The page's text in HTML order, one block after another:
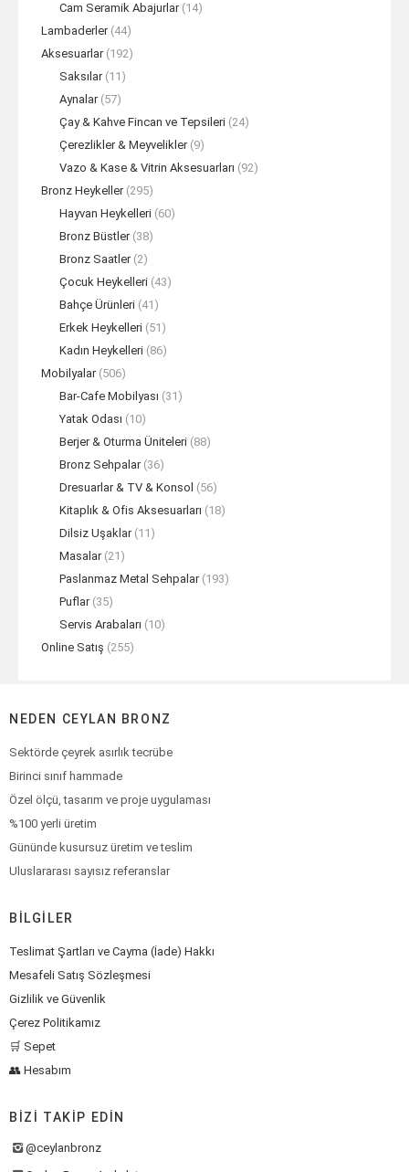
Cam Seramik Abajurlar (14)
Lambaderler (44)
Aksesuarlar (192)
Saksılar (11)
Aynalar (57)
Çay & Kahve Fincan ve Tepsileri (24)
Çerezlikler & Meyvelikler (9)
Vazo & Kase & Vitrin Aksesuarları (92)
Bronz Heykeller (295)
Hayvan Heykelleri (60)
Bronz Büstler (38)
Bronz Saatler (2)
Çocuk Heykelleri (43)
Bahçe Ürünleri (41)
Erkek Heykelleri (51)
Kadın Heykelleri (86)
Mobilyalar (506)
Bar-Cafe Mobilyası (31)
Yatak Odası (10)
Berjer & Oturma Üniteleri (88)
Bronz Sehpalar (36)
Dresuarlar & TV & Konsol (56)
Kitaplık & Ofis Aksesuarları (18)
Dilsiz Uşaklar (11)
Masalar (21)
Paslanmaz Metal Sehpalar (193)
Puflar (35)
Servis Arabaları (10)
Online Satış (255)
NEDEN CEYLAN BRONZ
Sektörde çeyrek asırlık tecrübe
Birinci sınıf hammade
Özel ölçü, tasarım ve proje uygulaması
%100 yerli üretim
Gününde kusursuz üretim ve teslim
Uluslararası sayısız referanslar
BILGILER
Teslimat Şartları ve Cayma (İade) Hakkı
Mesafeli Satış Sözleşmesi
Gizlilik ve Güvenlik
Çerez Politikamız
🛒 Sepet
👥 Hesabım
BIZI TAKIP EDIN
@ceylanbronz